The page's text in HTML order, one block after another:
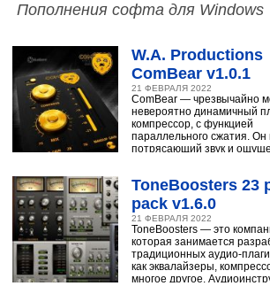
Пополнения софта для Windows
W.A. Productions
ComBear v1.0.1
21 ФЕВРАЛЯ 2022
ComBear — чрезвычайно
невероятно динамичный
компрессор, с функцией
параллельного сжатия. Он
потрясающий звук и
ToneBoosters 23
pack v1.6.0
21 ФЕВРАЛЯ 2022
ToneBoosters — это
которая занимается
традиционных аудио-
как эквалайзеры,
многое другое.